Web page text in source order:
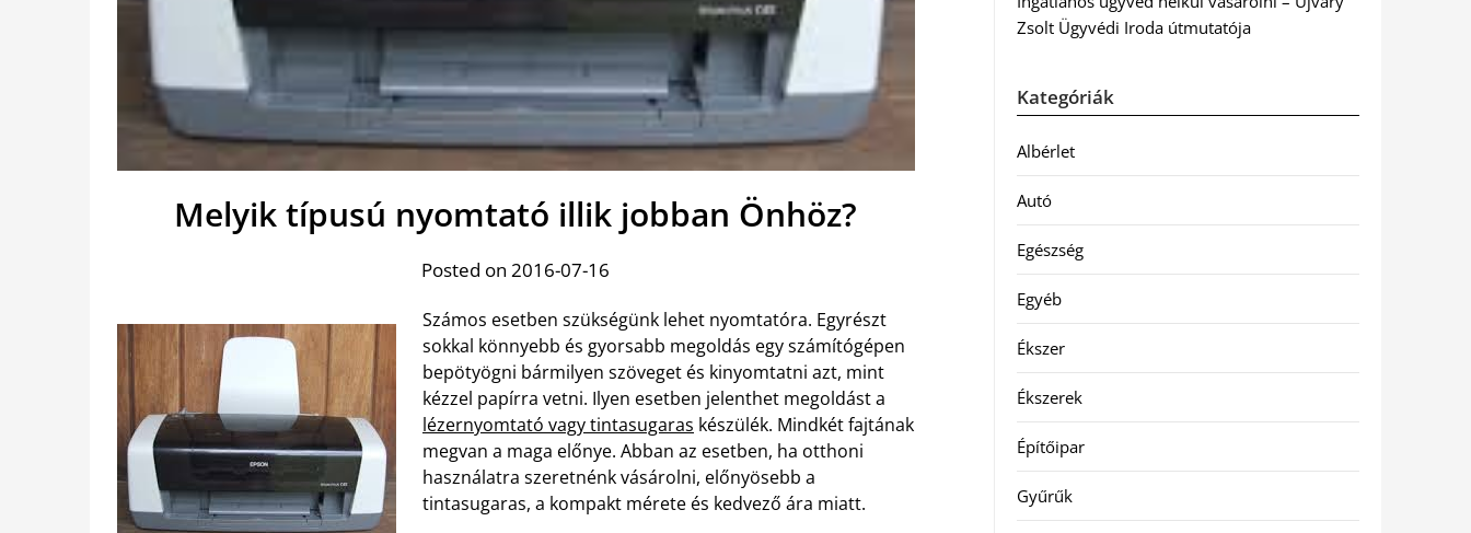
Melyik típusú nyomtató illik jobban Önhöz?
Posted on 2016-07-16
Számos esetben szükségünk lehet nyomtatóra. Egyrészt
sokkal könnyebb és gyorsabb megoldás egy számítógépen
bepötyögni bármilyen szöveget és kinyomtatni azt, mint
kézzel papírra vetni. Ilyen esetben jelenthet megoldást a
lézernyomtató vagy tintasugaras készülék. Mindkét fajtának
megvan a maga előnye. Abban az esetben, ha otthoni
használatra szeretnénk vásárolni, előnyösebb a
tintasugaras, a kompakt mérete és kedvező ára miatt.
Zsolt Ügyvédi Iroda útmutatója
Kategóriák
Albérlet
Autó
Egészség
Egyéb
Ékszer
Ékszerek
Építőipar
Gyűrűk